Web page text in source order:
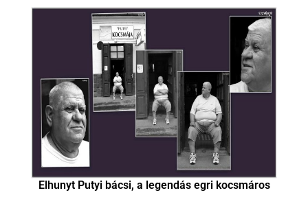
Elhunyt Putyi bácsi, a legendás egri kocsmáros